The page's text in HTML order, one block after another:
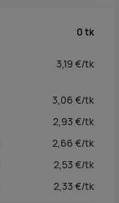
0 tk
3,19 €/tk
3,06 €/tk
2,93 €/tk
2,66 €/tk
2,53 €/tk
2,33 €/tk